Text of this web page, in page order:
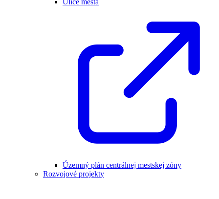
Územný plán centrálnej mestskej zóny
Rozvojové projekty